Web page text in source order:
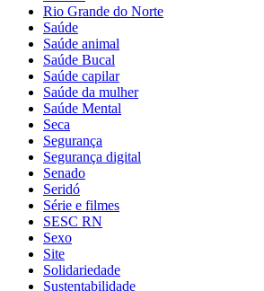
Rio Grande do Norte
Saúde
Saúde animal
Saúde Bucal
Saúde capilar
Saúde da mulher
Saúde Mental
Seca
Segurança
Segurança digital
Senado
Seridó
Série e filmes
SESC RN
Sexo
Site
Solidariedade
Sustentabilidade